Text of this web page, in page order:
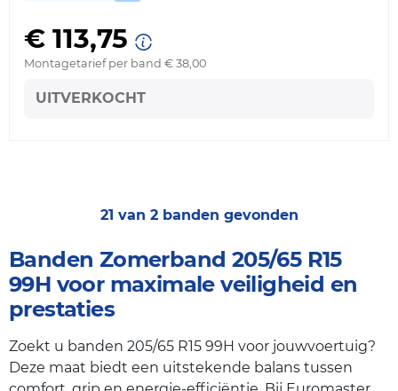
€ 113,75
Montagetarief per band € 38,00
UITVERKOCHT
21 van 2 banden gevonden
Banden Zomerband 205/65 R15
99H voor maximale veiligheid en
prestaties
Zoekt u banden 205/65 R15 99H voor jouwvoertuig?
Deze maat biedt een uitstekende balans tussen